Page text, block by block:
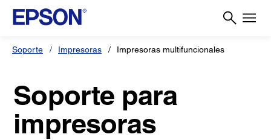
Soporte Impresoras Impresoras multifuncionales
Soporte para
impresoras